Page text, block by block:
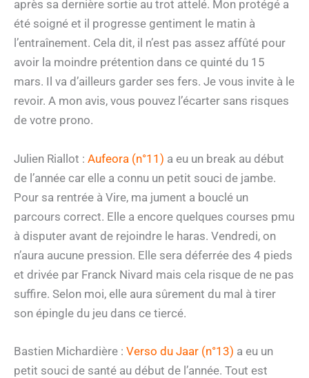
après sa dernière sortie au trot attelé. Mon protégé a
été soigné et il progresse gentiment le matin à
l’entraînement. Cela dit, il n’est pas assez affûté pour
avoir la moindre prétention dans ce quinté du 15
mars. Il va d’ailleurs garder ses fers. Je vous invite à le
revoir. A mon avis, vous pouvez l’écarter sans risques
de votre prono.
Julien Riallot : Aufeora (n°11) a eu un break au début
de l’année car elle a connu un petit souci de jambe.
Pour sa rentrée à Vire, ma jument a bouclé un
parcours correct. Elle a encore quelques courses pmu
à disputer avant de rejoindre le haras. Vendredi, on
n’aura aucune pression. Elle sera déferrée des 4 pieds
et drivée par Franck Nivard mais cela risque de ne pas
suffire. Selon moi, elle aura sûrement du mal à tirer
son épingle du jeu dans ce tiercé.
Bastien Michardière : Verso du Jaar (n°13) a eu un
petit souci de santé au début de l’année. Tout est